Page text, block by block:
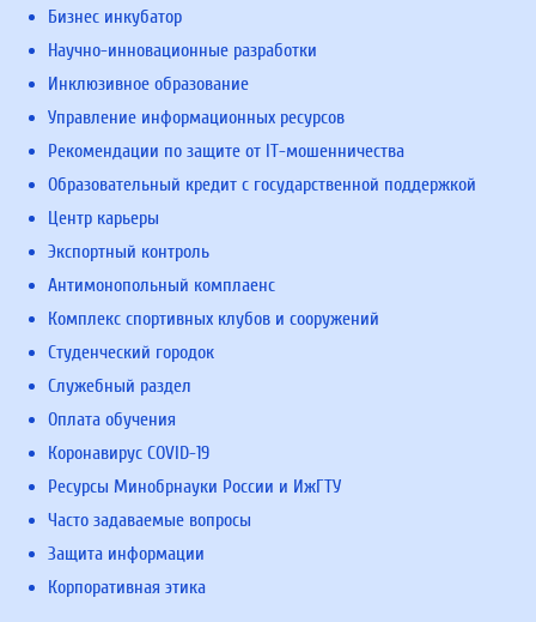
Бизнес инкубатор
Научно-инновационные разработки
Инклюзивное образование
Управление информационных ресурсов
Рекомендации по защите от IT-мошенничества
Образовательный кредит с государственной поддержкой
Центр карьеры
Экспортный контроль
Антимонопольный комплаенс
Комплекс спортивных клубов и сооружений
Студенческий городок
Служебный раздел
Оплата обучения
Коронавирус COVID-19
Ресурсы Минобрнауки России и ИжГТУ
Часто задаваемые вопросы
Защита информации
Корпоративная этика